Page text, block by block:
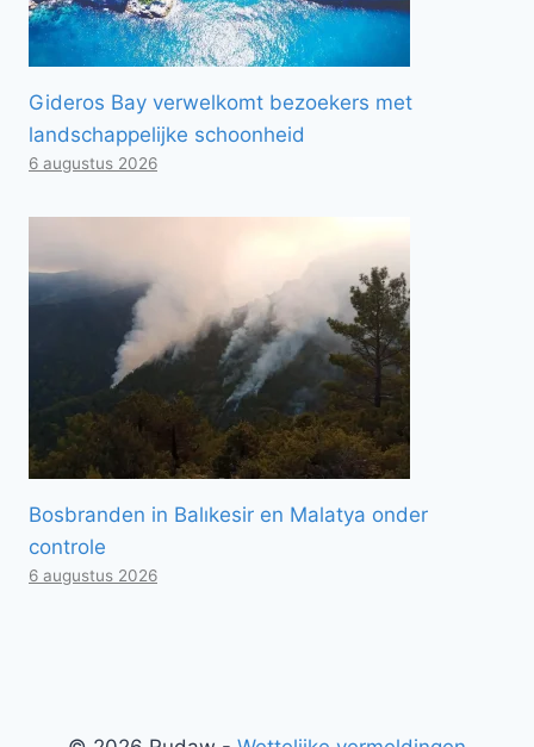
Gideros Bay verwelkomt bezoekers met
landschappelijke schoonheid
6 augustus 2026
Bosbranden in Balıkesir en Malatya onder
controle
6 augustus 2026